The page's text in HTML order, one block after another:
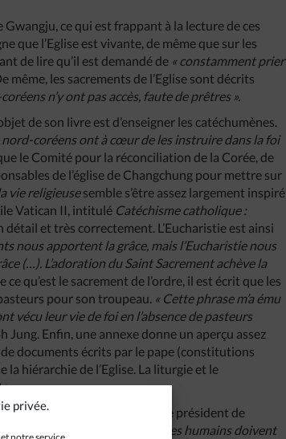
privée.
ce qui est frappant à la lecture de ces
que l’Eglise est vivante, de même que sur les
de lire qu’il est demandé de « constamment prier
même, les sacrements de l’Eglise sont décrits
n’y ont pas accès, faute de prêtres ».
de son livre est d’enseigner les catéchumènes.
nord-coréens ont à cœur de les instruire dans la foi
le Comité pour la réconciliation de la Corée, de
de l’église de Changchung pour mettre sur
vie religieusesemble s’être assez largement inspiré
Vatican II, intitulé Catéchisme catholique :
et très correctement. L’Eucharistie est ainsi
nous apportent la grâce, mais l’Eucharistie nous
(…). L’adoration du Saint Sacrement achève la
ce qu’est le sacrement de l’ordre, il est écrit que les
pour son troupeau. « Cette phrase m’a ému
vécu leur vie de foi en l’absence de pasteurs
Jung. Enfin, une annexe donne un aperçu assez
documents écrits par le pape (constitutions
la hiérarchie de l’Eglise. La liturgie et le
de Samuel Chang Jae-on, le président de
a été publié car
« les êtres humains doivent